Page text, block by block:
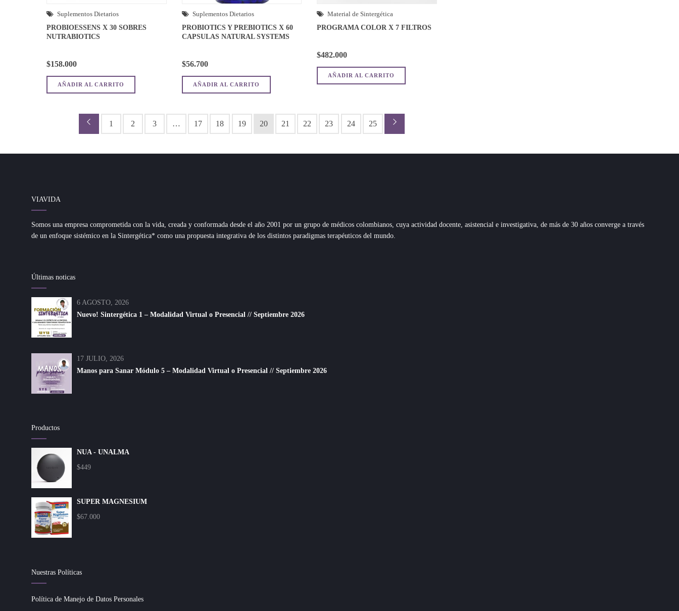
Suplementos Dietarios
PROBIOESSENS X 30 SOBRES
NUTRABIOTICS
$158.000
AÑADIR AL CARRITO
Suplementos Dietarios
PROBIOTICS Y PREBIOTICS X 60
CAPSULAS NATURAL SYSTEMS
$56.700
AÑADIR AL CARRITO
Material de Sintergética
PROGRAMA COLOR X 7 FILTROS
$482.000
AÑADIR AL CARRITO
← 1 2 3 … 17 18 19 20 21 22 23 24 25 →
VIAVIDA
Somos una empresa comprometida con la vida, creada y conformada desde el año 2001 por un grupo de médicos colombianos, cuya actividad docente, asistencial e investigativa, de más de 30 años converge a través
de un enfoque sistémico en la Sintergética* como una propuesta integrativa de los distintos paradigmas terapéuticos del mundo.
Últimas noticas
6 AGOSTO, 2026
Nuevo! Sintergética 1 – Modalidad Virtual o Presencial // Septiembre 2026
17 JULIO, 2026
Manos para Sanar Módulo 5 – Modalidad Virtual o Presencial // Septiembre 2026
Productos
NUA - UNALMA
$449
SUPER MAGNESIUM
$67.000
Nuestras Políticas
Política de Manejo de Datos Personales